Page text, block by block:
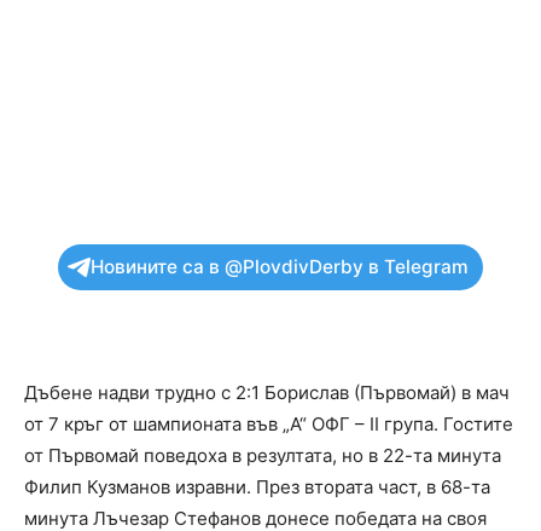
Новините са в @PlovdivDerby в Telegram
Дъбене надви трудно с 2:1 Борислав (Първомай) в мач
от 7 кръг от шампионата във „А“ ОФГ – II група. Гостите
от Първомай поведоха в резултата, но в 22-та минута
Филип Кузманов изравни. През втората част, в 68-та
минута Лъчезар Стефанов донесе победата на своя